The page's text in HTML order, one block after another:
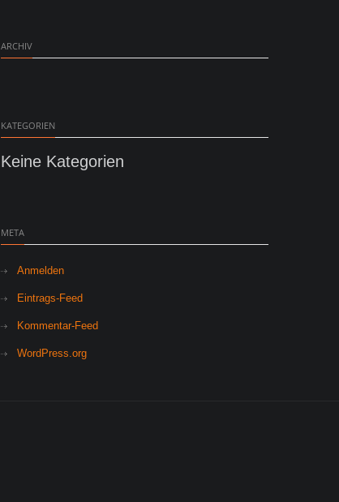
ARCHIV
KATEGORIEN
Keine Kategorien
META
Anmelden
Eintrags-Feed
Kommentar-Feed
WordPress.org